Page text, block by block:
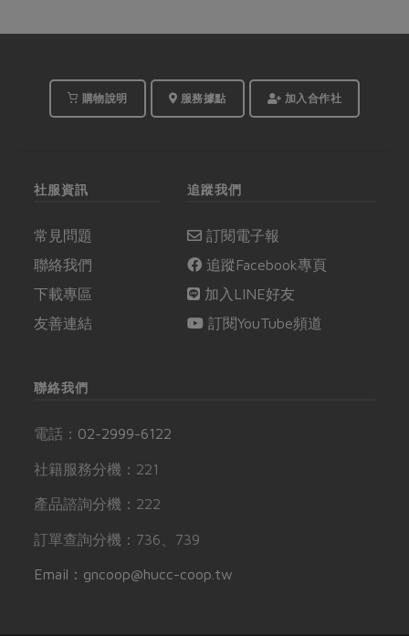
購物說明 服務據點 加入合作社
社服資訊
常見問題
聯絡我們
下載專區
友善連結
追蹤我們
訂閱電子報
追蹤Facebook專頁
加入LINE好友
訂閱YouTube頻道
聯絡我們
電話： 02-2999-6122
社籍服務分機：221
產品諮詢分機：222
訂單查詢分機：736、739
Email：gncoop@hucc-coop.tw